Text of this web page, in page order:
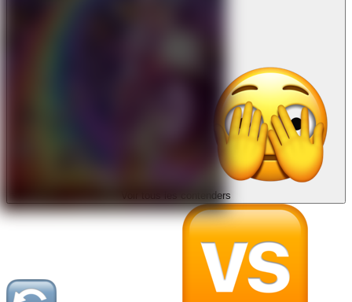
Voir tous les contenders